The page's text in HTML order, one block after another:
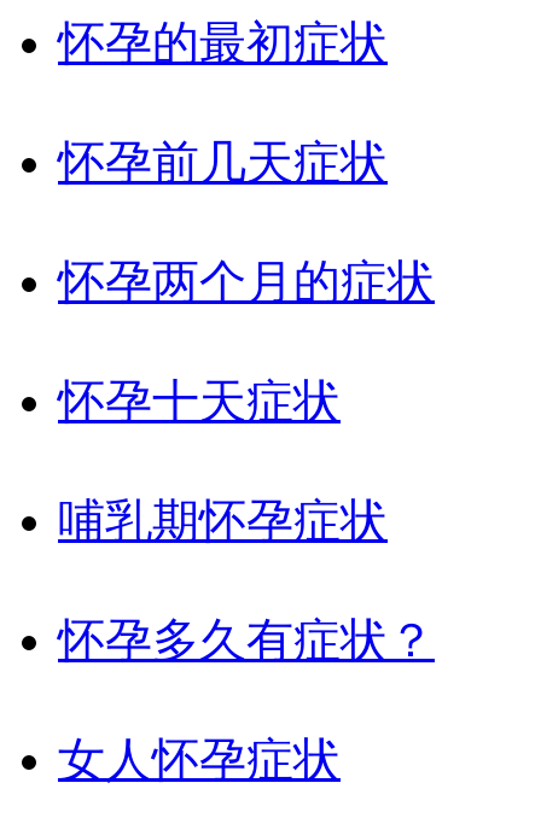
怀孕的最初症状
怀孕前几天症状
怀孕两个月的症状
怀孕十天症状
哺乳期怀孕症状
怀孕多久有症状？
女人怀孕症状